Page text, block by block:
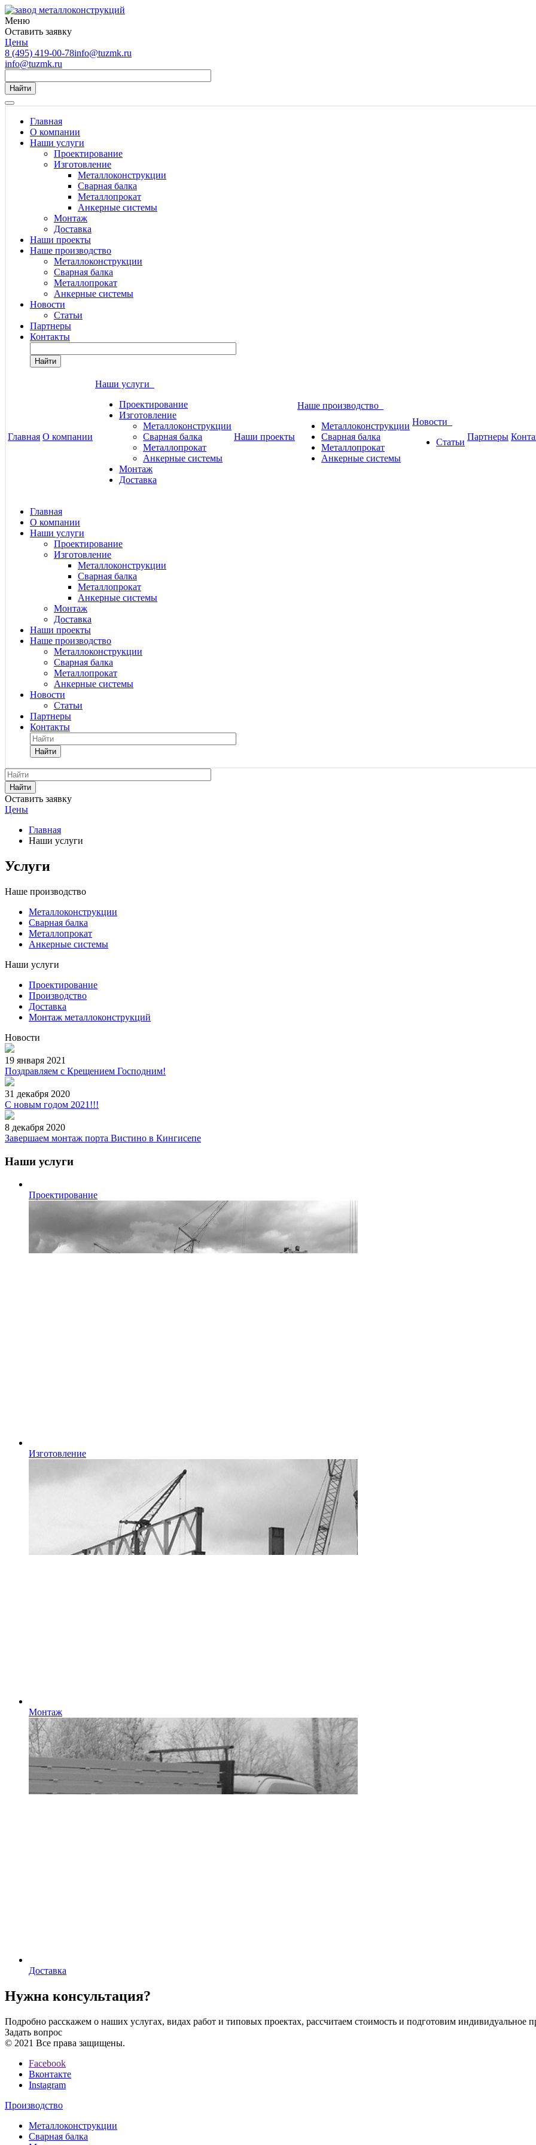
Меню
Оставить заявку
Цены
8 (495) 419-00-78info@tuzmk.ru
info@tuzmk.ru
Найти
Главная
О компании
Наши услуги
Проектирование
Изготовление
Металлоконструкции
Сварная балка
Металлопрокат
Анкерные системы
Монтаж
Доставка
Наши проекты
Наше производство
Металлоконструкции
Сварная балка
Металлопрокат
Анкерные системы
Новости
Статьи
Партнеры
Контакты
Найти
Главная О компании
Наши услуги
Проектирование
Изготовление
Металлоконструкции
Сварная балка
Металлопрокат
Анкерные системы
Монтаж
Доставка
Наши проекты
Наше производство
Металлоконструкции
Сварная балка
Металлопрокат
Анкерные системы
Новости
Статьи
Партнеры
Главная
О компании
Наши услуги
Проектирование
Изготовление
Металлоконструкции
Сварная балка
Металлопрокат
Анкерные системы
Монтаж
Доставка
Наши проекты
Наше производство
Металлоконструкции
Сварная балка
Металлопрокат
Анкерные системы
Новости
Статьи
Партнеры
Контакты
Найти
Найти
Оставить заявку
Цены
Главная
Наши услуги
Услуги
Наше производство
Металлоконструкции
Сварная балка
Металлопрокат
Анкерные системы
Наши услуги
Проектирование
Производство
Доставка
Монтаж металлоконструкций
Новости
19 января 2021
Поздравляем с Крещением Господним!
31 декабря 2020
С новым годом 2021!!!
8 декабря 2020
Завершаем монтаж порта Вистино в Кингисепе
Наши услуги
Проектирование
Изготовление
Монтаж
Доставка
Нужна консультация?
Подробно расскажем о наших услугах, видах работ и типовых проектах, рассчитаем стоимость и подготовим индивидуальное
Задать вопрос
© 2021 Все права защищены.
Facebook
Вконтакте
Instagram
Производство
Металлоконструкции
Сварная балка